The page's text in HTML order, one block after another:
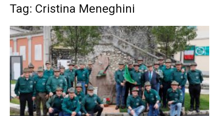
Tag: Cristina Meneghini